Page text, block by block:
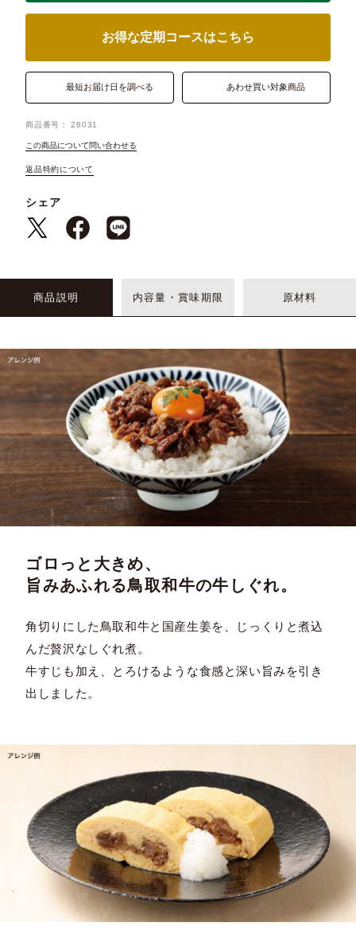
お得な定期コースはこちら
最短お届け日を調べる あわせ買い対象商品
商品番号 28031
この商品について問い合わせる
返品特約について
シェア
商品説明 内容量・賞味期限 原材料
ゴロっと大きめ、
旨みあふれる鳥取和牛の牛しぐれ。
角切りにした鳥取和牛と国産生姜を、じっくりと煮込
んだ贅沢なしぐれ煮。
牛すじも加え、とろけるような食感と深い旨みを引き
出しました。